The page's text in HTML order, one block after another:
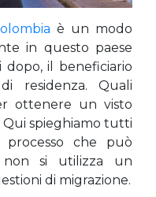
è un modo
in questo paese
dopo, il beneficiario
residenza. Quali
ottenere un visto
Qui spieghiamo tutti
che può
non si utilizza un
di migrazione.